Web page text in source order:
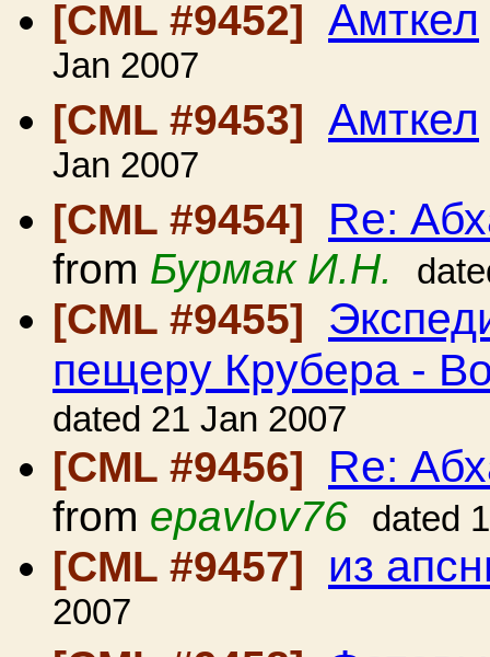
[CML #9452] Амткел
Jan 2007
[CML #9453] Амткел
Jan 2007
[CML #9454]
Re:
from Бурмак И.Н.
[CML #9455]
пещеру Крубера -
dated 21 Jan 2007
[CML #9456] Re:
from epavlov76 dated
[CML #9457] из
2007